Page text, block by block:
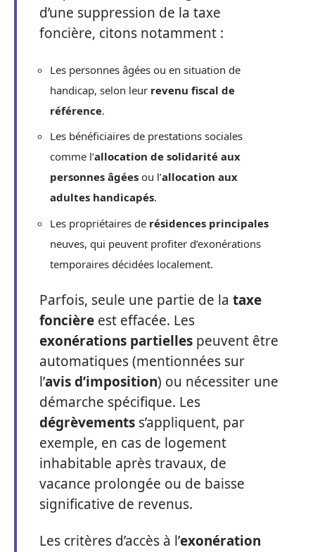
d’une suppression de la taxe
foncière, citons notamment :
Les personnes âgées ou en situation de
handicap, selon leur revenu fiscal de
référence.
Les bénéficiaires de prestations sociales
comme l’allocation de solidarité aux
personnes âgées ou l’allocation aux
adultes handicapés.
Les propriétaires de résidences principales
neuves, qui peuvent profiter d’exonérations
temporaires décidées localement.
Parfois, seule une partie de la taxe
foncière est effacée. Les
exonérations partielles peuvent être
automatiques (mentionnées sur
l’avis d’imposition) ou nécessiter une
démarche spécifique. Les
dégrèvements s’appliquent, par
exemple, en cas de logement
inhabitable après travaux, de
vacance prolongée ou de baisse
significative de revenus.
Les critères d’accès à l’exonération